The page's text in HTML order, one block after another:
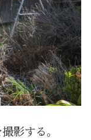
影する。